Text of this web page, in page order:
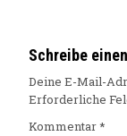
Schreibe
Deine E-Mail-
Erforderliche
Kommentar*